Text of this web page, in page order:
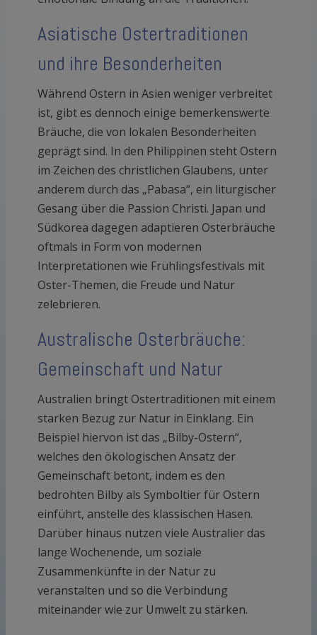
Asiatische Ostertraditionen
und ihre Besonderheiten
Während Ostern in Asien weniger verbreitet
ist, gibt es dennoch einige bemerkenswerte
Bräuche, die von lokalen Besonderheiten
geprägt sind. In den Philippinen steht Ostern
im Zeichen des christlichen Glaubens, unter
anderem durch das „Pabasa“, ein liturgischer
Gesang über die Passion Christi. Japan und
Südkorea dagegen adaptieren Osterbräuche
oftmals in Form von modernen
Interpretationen wie Frühlingsfestivals mit
Oster-Themen, die Freude und Natur
zelebrieren.
Australische Osterbräuche:
Gemeinschaft und Natur
Australien bringt Ostertraditionen mit einem
starken Bezug zur Natur in Einklang. Ein
Beispiel hiervon ist das „Bilby-Ostern“,
welches den ökologischen Ansatz der
Gemeinschaft betont, indem es den
bedrohten Bilby als Symboltier für Ostern
einführt, anstelle des klassischen Hasen.
Darüber hinaus nutzen viele Australier das
lange Wochenende, um soziale
Zusammenkünfte in der Natur zu
veranstalten und so die Verbindung
miteinander wie zur Umwelt zu stärken.